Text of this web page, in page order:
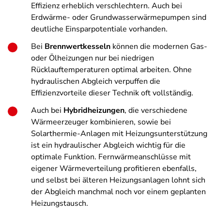
Effizienz erheblich verschlechtern. Auch bei
Erdwärme- oder Grundwasserwärmepumpen sind
deutliche Einsparpotentiale vorhanden.
Bei Brennwertkesseln können die modernen Gas-
oder Ölheizungen nur bei niedrigen
Rücklauftemperaturen optimal arbeiten. Ohne
hydraulischen Abgleich verpuffen die
Effizienzvorteile dieser Technik oft vollständig.
Auch bei Hybridheizungen, die verschiedene
Wärmeerzeuger kombinieren, sowie bei
Solarthermie-Anlagen mit Heizungsunterstützung
ist ein hydraulischer Abgleich wichtig für die
optimale Funktion. Fernwärmeanschlüsse mit
eigener Wärmeverteilung profitieren ebenfalls,
und selbst bei älteren Heizungsanlagen lohnt sich
der Abgleich manchmal noch vor einem geplanten
Heizungstausch.